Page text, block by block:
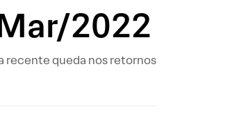
2022
recente queda nos retornos